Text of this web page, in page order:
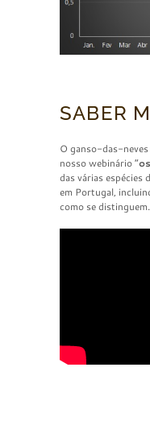
SABER
O ganso-das-
nosso webinário “
das várias espécies
em Portugal,
como se distinguem.